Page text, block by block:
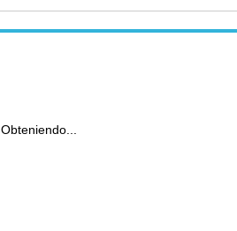
Obteniendo...